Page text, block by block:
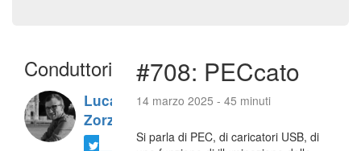
Conduttori
Luca
Zorzi
#708: PECcato
14 marzo 2025 - 45 minuti
Si parla di PEC, di caricatori USB, di